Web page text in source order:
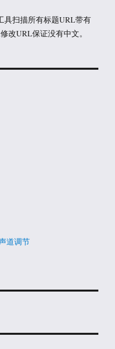
具扫描所有标题URL带有
改URL保证没有中文。
道调节